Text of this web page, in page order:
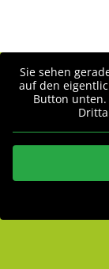
Sie sehen
auf den
Button unten.